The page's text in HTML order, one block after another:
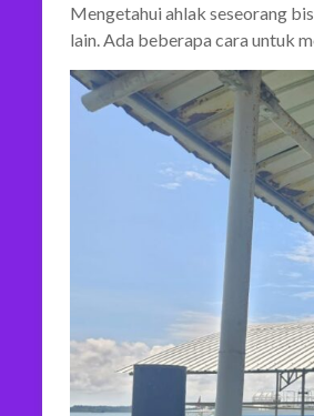
Mengetahui ahlak seseorang
lain. Ada beberapa cara untuk